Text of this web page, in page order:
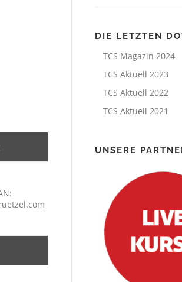
DIE LETZTEN
TCS Magazin 2024
TCS Aktuell 2023
TCS Aktuell 2022
TCS Aktuell 2021
UNSERE